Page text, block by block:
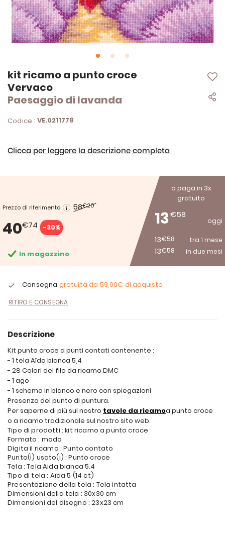
kit ricamo a punto croce
Vervaco
Paesaggio di lavanda
Codice : VE.0211778
Clicca per leggere la descrizione completa
Prezzo di riferimento 58€20
40€74 -30%
o paga in 3x
gratuito
13€58
oggi
13€58 tra 1 mese
13€58 in due mesi
In magazzino
Consegna gratuita da 59,00€ di acquisto
RITIRO E CONSEGNA
Vai
all'inizio
della
galleria
immagini
Descrizione
Kit punto croce a punti contati contenente :
- 1 tela Aïda bianca 5,4
- 28 Colori del filo da ricamo DMC
- 1 ago
- 1 schema in bianco e nero con spiegazioni
Presenza del punto di puntura.
Per saperne di più sul nostro tavole da ricamoa punto croce
o a ricamo tradizionale sul nostro sito web.
Tipo di prodotti : kit ricamo a punto croce
Formato : modo
Digita il ricamo : Punto contato
Punto(i) usato(i) : Punto croce
Tela : Tela Aida bianca 5.4
Tipo di tela : Aïda 5 (14 ct)
Presentazione della tela : Tela intatta
Dimensioni della tela : 30x30 cm
Dimensioni del disegno : 23x23 cm